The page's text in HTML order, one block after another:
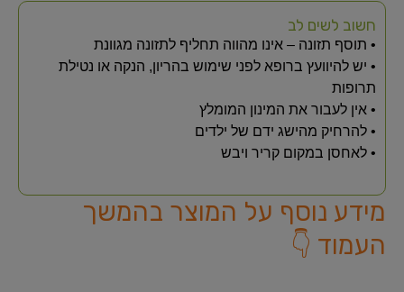
חשוב לשים לב
• תוסף תזונה – אינו מהווה תחליף לתזונה מגוונת
• יש להיוועץ ברופא לפני שימוש בהריון, הנקה או נטילת
תרופות
• אין לעבור את המינון המומלץ
• להרחיק מהישג ידם של ילדים
• לאחסן במקום קריר ויבש
מידע נוסף על המוצר בהמשך
העמוד 👇